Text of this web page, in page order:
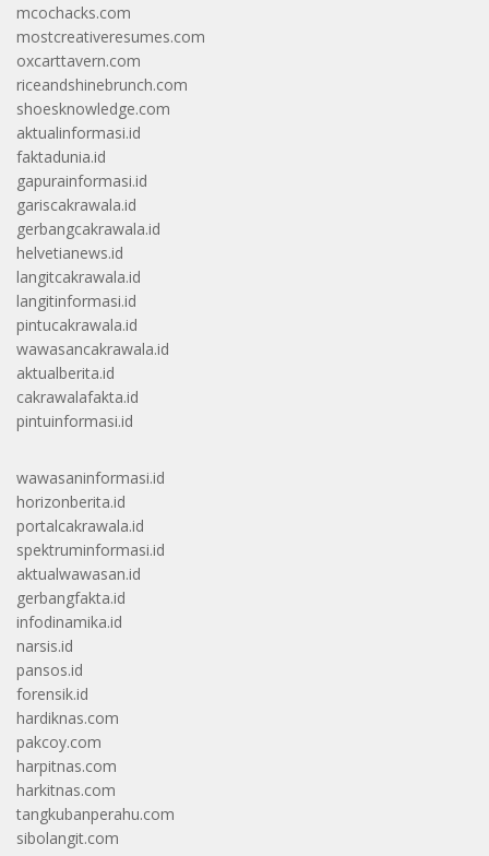
mcochacks.com
mostcreativeresumes.com
oxcarttavern.com
riceandshinebrunch.com
shoesknowledge.com
aktualinformasi.id
faktadunia.id
gapurainformasi.id
gariscakrawala.id
gerbangcakrawala.id
helvetianews.id
langitcakrawala.id
langitinformasi.id
pintucakrawala.id
wawasancakrawala.id
aktualberita.id
cakrawalafakta.id
pintuinformasi.id
wawasaninformasi.id
horizonberita.id
portalcakrawala.id
spektruminformasi.id
aktualwawasan.id
gerbangfakta.id
infodinamika.id
narsis.id
pansos.id
forensik.id
hardiknas.com
pakcoy.com
harpitnas.com
harkitnas.com
tangkubanperahu.com
sibolangit.com